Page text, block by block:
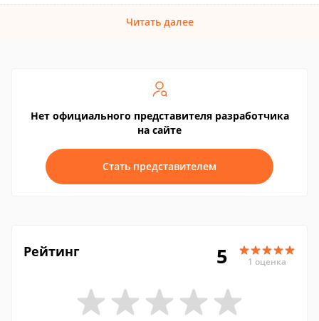
Читать далее
Нет официального представителя разработчика
на сайте
Стать представителем
Рейтинг 5 1 оценка